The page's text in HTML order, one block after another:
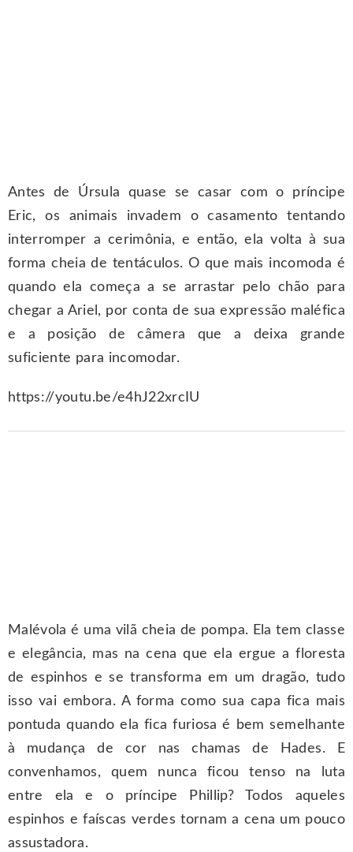
Antes de Úrsula quase se casar com o príncipe
Eric, os animais invadem o casamento tentando
interromper a cerimônia, e então, ela volta à sua
forma cheia de tentáculos. O que mais incomoda é
quando ela começa a se arrastar pelo chão para
chegar a Ariel, por conta de sua expressão maléfica
e a posição de câmera que a deixa grande
suficiente para incomodar.
https://youtu.be/e4hJ22xrcIU
Malévola é uma vilã cheia de pompa. Ela tem classe
e elegância, mas na cena que ela ergue a floresta
de espinhos e se transforma em um dragão, tudo
isso vai embora. A forma como sua capa fica mais
pontuda quando ela fica furiosa é bem semelhante
à mudança de cor nas chamas de Hades. E
convenhamos, quem nunca ficou tenso na luta
entre ela e o príncipe Phillip? Todos aqueles
espinhos e faíscas verdes tornam a cena um pouco
assustadora.